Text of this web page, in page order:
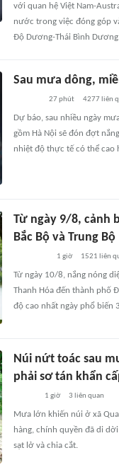
với quan hệ Việt Nam-
nước trong việc đóng góp
Độ Dương-Thái Bình
Sau mưa dông,
27 phút 4277liên
Dự báo, sau nhiều ngày
gồm Hà Nội sẽ đón đợt
nhiệt độ thực tế có thể cao
Từ ngày 9/8, cảnh
Bắc Bộ và Trung Bộ
1 giờ 1521 liên
Từ ngày 10/8, nắng nóng
Thanh Hóa đến thành phố
độ cao nhất ngày phổ biến
Núi nứt toác sau
phải sơ tán khẩn
1 giờ 3 liên quan
Mưa lớn khiến núi ở xã
hàng, chính quyền đã di
sạt lở và chia cắt.